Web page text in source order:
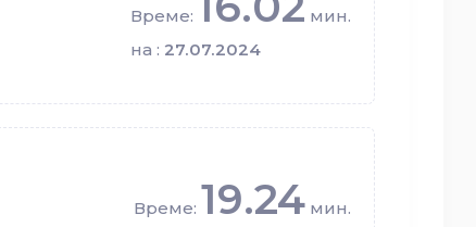
Време:
мин.
на : 27.07.2024
Време: 19.24 мин.